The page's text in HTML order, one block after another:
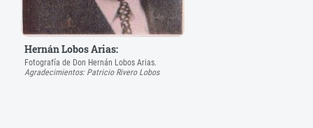
Hernán Lobos Arias:
Fotografía de Don Hernán Lobos Arias.
Agradecimientos: Patricio Rivero Lobos